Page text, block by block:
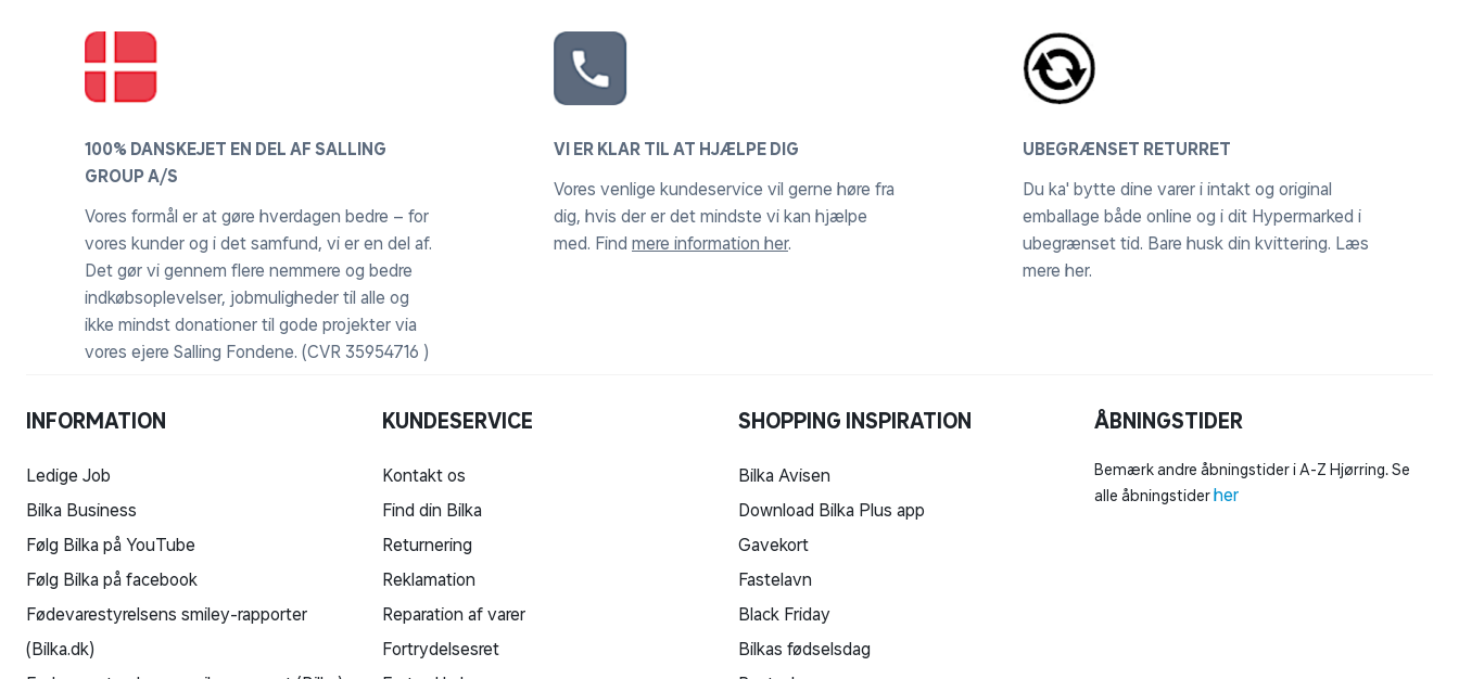
100% DANSKEJET EN DEL AF SALLING
GROUP A/S
Vores formål er at gøre hverdagen bedre – for
vores kunder og i det samfund, vi er en del af.
Det gør vi gennem flere nemmere og bedre
indkøbsoplevelser, jobmuligheder til alle og
ikke mindst donationer til gode projekter via
vores ejere Salling Fondene. (CVR 35954716 )
VI ER KLAR TIL AT HJÆLPE DIG
Vores venlige kundeservice vil gerne høre fra
dig, hvis der er det mindste vi kan hjælpe
med. Find mere information her.
UBEGRÆNSET RETURRET
Du ka' bytte dine varer i intakt og original
emballage både online og i dit Hypermarked i
ubegrænset tid. Bare husk din kvittering. Læs
mere her.
INFORMATION
Ledige Job
Bilka Business
Følg Bilka på YouTube
Følg Bilka på facebook
Fødevarestyrelsens smiley-rapporter
(Bilka.dk)
KUNDESERVICE
Kontakt os
Find din Bilka
Returnering
Reklamation
Reparation af varer
Fortrydelsesret
SHOPPING INSPIRATION
Bilka Avisen
Download Bilka Plus app
Gavekort
Fastelavn
Black Friday
Bilkas fødselsdag
ÅBNINGSTIDER
Bemærk andre åbningstider i A-Z Hjørring. Se
alle åbningstiderher